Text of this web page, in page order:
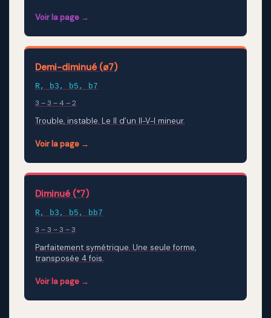
Voir la page →
Demi-diminué (ø7)
R, b3, b5, b7
3 – 3 – 4 – 2
Trouble, instable. Le II d’un II-V-I mineur.
Voir la page →
Diminué (°7)
R, b3, b5, bb7
3 – 3 – 3 – 3
Parfaitement symétrique. Une seule forme,
transposée 4 fois.
Voir la page →